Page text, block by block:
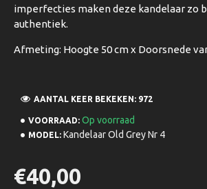
imperfecties maken deze kandelaar zo
authentiek.
Afmeting: Hoogte 50 cm x Doorsnede
VOORRAAD: Op voorraad
MODEL: Kandelaar Old Grey Nr 4
AANTAL KEER BEKEKEN: 972
€40,00